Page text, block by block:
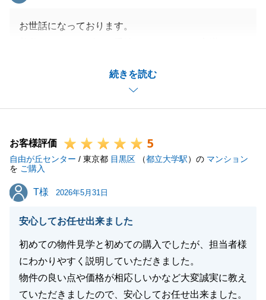
続きを読む
お世話になっております。
今後何かお困り事がございましたらお気軽にご連絡下
引き続きどうぞよろしくお願い致します。
閉じる
お客様評価 5
自由が丘センター / 東京都 目黒区 （都立大学駅）の マンション
を ご購入
T様
T様 2026年5月31日
安心してお任せ出来ました
初めての物件見学と初めての購入でしたが、担当者様
にわかりやすく説明していただきました。
物件の良い点や価格が相応しいかなど大変誠実に教え
ていただきましたので、安心してお任せ出来ました。